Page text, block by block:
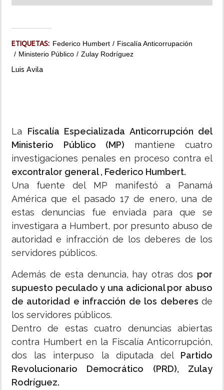
ETIQUETAS: Federico Humbert
Fiscalía Anticorrupación
Ministerio Público
Zulay Rodríguez
Luis Avila
La Fiscalía Especializada Anticorrupción del
Ministerio Público (MP) mantiene cuatro
investigaciones penales en proceso contra el
excontralor general , Federico Humbert.
Una fuente del MP manifestó a Panamá
América que el pasado 17 de enero, una de
estas denuncias fue enviada para que se
investigara a Humbert, por presunto abuso de
autoridad e infracción de los deberes de los
servidores públicos.
Además de esta denuncia, hay otras dos por
supuesto peculado y una adicional por abuso
de autoridad e infracción de los deberes de
los servidores públicos.
Dentro de estas cuatro denuncias abiertas
contra Humbert en la Fiscalía Anticorrupción,
dos las interpuso la diputada del Partido
Revolucionario Democrático (PRD), Zulay
Rodríguez.